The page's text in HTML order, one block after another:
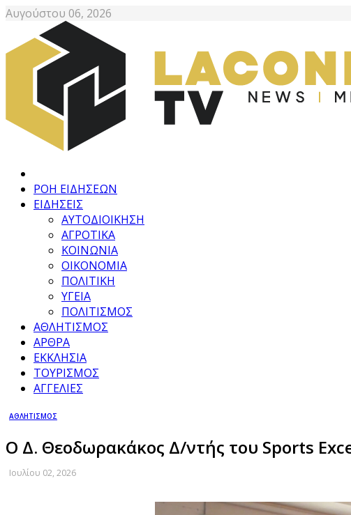
Αυγούστου 06, 2026
ΡΟΗ ΕΙΔΗΣΕΩΝ
ΕΙΔΗΣΕΙΣ
ΑΥΤΟΔΙΟΙΚΗΣΗ
ΑΓΡΟΤΙΚΑ
ΚΟΙΝΩΝΙΑ
ΟΙΚΟΝΟΜΙΑ
ΠΟΛΙΤΙΚΗ
ΥΓΕΙΑ
ΠΟΛΙΤΙΣΜΟΣ
ΑΘΛΗΤΙΣΜΟΣ
ΑΡΘΡΑ
ΕΚΚΛΗΣΙΑ
ΤΟΥΡΙΣΜΟΣ
ΑΓΓΕΛΙΕΣ
ΑΘΛΗΤΙΣΜΟΣ
Ο Δ. Θεοδωρακάκος Δ/ντής του Sports
Ιουλίου 02, 2026